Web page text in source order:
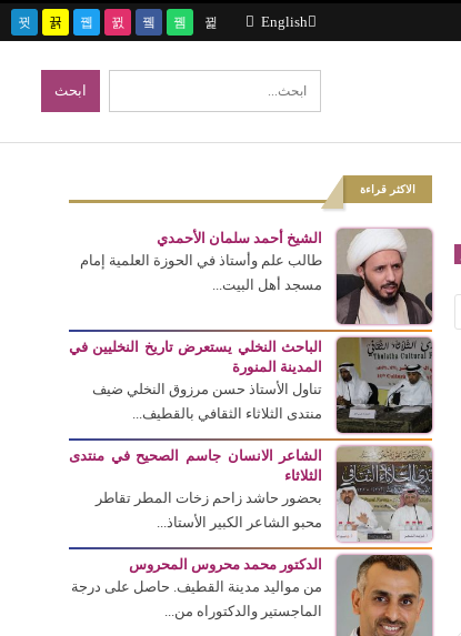
English
الاكثر قراءة
الشيخ أحمد سلمان الأحمدي
طالب علم وأستاذ في الحوزة العلمية إمام
مسجد أهل البيت...
الباحث النخلي يستعرض تاريخ النخليين في
المدينة المنورة
تناول الأستاذ حسن مرزوق النخلي ضيف
منتدى الثلاثاء الثقافي بالقطيف...
الشاعر الانسان جاسم الصحيح في منتدى
الثلاثاء
بحضور حاشد زاحم زخات المطر تقاطر
محبو الشاعر الكبير الأستاذ...
الدكتور محمد محروس المحروس
من مواليد مدينة القطيف. حاصل على درجة
الماجستير والدكتوراه من...